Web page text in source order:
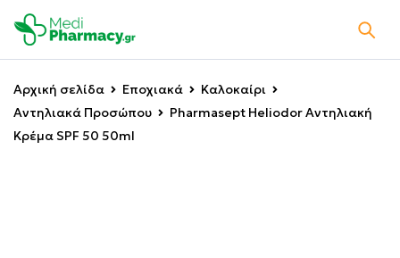
Αρχική σελίδα Εποχιακά
Καλοκαίρι
Αντηλιακά Προσώπου
Pharmasept Heliodor Αντηλιακή
Κρέμα SPF 50 50ml